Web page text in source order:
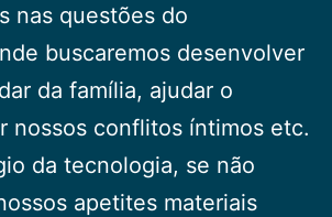
nas questões do
buscaremos desenvolver
da família, ajudar o
nossos conflitos íntimos etc.
da tecnologia, se não
apetites materiais